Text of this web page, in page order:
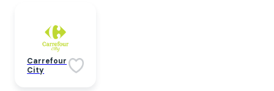
Carrefour
City